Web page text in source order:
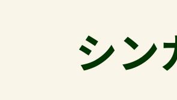
シ